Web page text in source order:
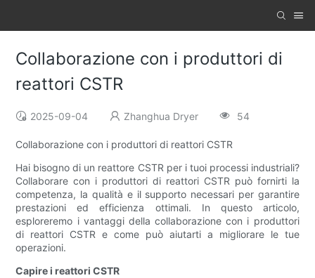
Collaborazione con i produttori di
reattori CSTR
2025-09-04 Zhanghua Dryer 54
Collaborazione con i produttori di reattori CSTR
Hai bisogno di un reattore CSTR per i tuoi processi industriali?
Collaborare con i produttori di reattori CSTR può fornirti la
competenza, la qualità e il supporto necessari per garantire
prestazioni ed efficienza ottimali. In questo articolo,
esploreremo i vantaggi della collaborazione con i produttori
di reattori CSTR e come può aiutarti a migliorare le tue
operazioni.
Capire i reattori CSTR